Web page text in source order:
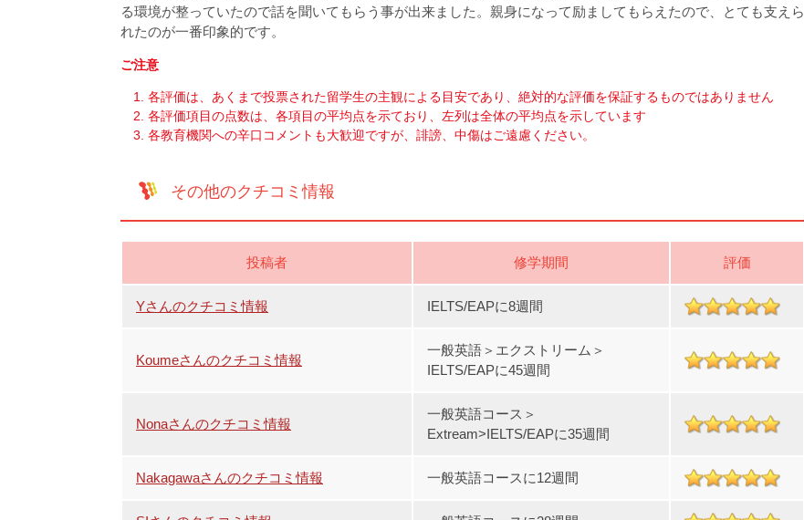
る環境が整っていたので話を聞いてもらう事が出来ました。親身になって励ましてもらえたので、とても支えら
れたのが一番印象的です。
ご注意
各評価は、あくまで投票された留学生の主観による目安であり、絶対的な評価を保証するものではありません
各評価項目の点数は、各項目の平均点を示ており、左列は全体の平均点を示しています
各教育機関への辛口コメントも大歓迎ですが、誹謗、中傷はご遠慮ください。
その他のクチコミ情報
投稿者 修学期間 評価
Yさんのクチコミ情報 IELTS/EAPに8週間
Koumeさんのクチコミ情報
一般英語＞エクストリーム＞
IELTS/EAPに45週間
Nonaさんのクチコミ情報
一般英語コース＞
Extream>IELTS/EAPに35週間
Nakagawaさんのクチコミ情報 一般英語コースに12週間